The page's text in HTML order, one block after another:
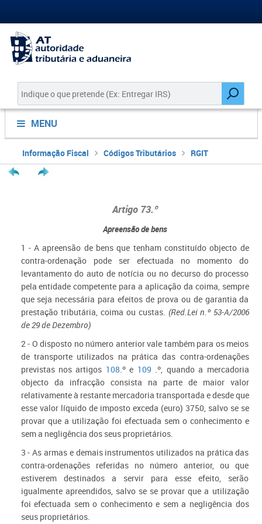
MENU
Informação Fiscal Códigos Tributários RGIT
Artigo 73.º
Apreensão de bens
1 - A apreensão de bens que tenham constituído objecto de
contra-ordenação pode ser efectuada no momento do
levantamento do auto de notícia ou no decurso do processo
pela entidade competente para a aplicação da coima, sempre
que seja necessária para efeitos de prova ou de garantia da
prestação tributária, coima ou custas. (Red.Lei n.º 53-A/2006
de 29 de Dezembro)
2 - O disposto no número anterior vale também para os meios
de transporte utilizados na prática das contra-ordenações
previstas nos artigos 108.º e 109 .º, quando a mercadoria
objecto da infracção consista na parte de maior valor
relativamente à restante mercadoria transportada e desde que
esse valor líquido de imposto exceda (euro) 3750, salvo se se
provar que a utilização foi efectuada sem o conhecimento e
sem a negligência dos seus proprietários.
3 - As armas e demais instrumentos utilizados na prática das
contra-ordenações referidas no número anterior, ou que
estiverem destinados a servir para esse efeito, serão
igualmente apreendidos, salvo se se provar que a utilização
foi efectuada sem o conhecimento e sem a negligência dos
seus proprietários.